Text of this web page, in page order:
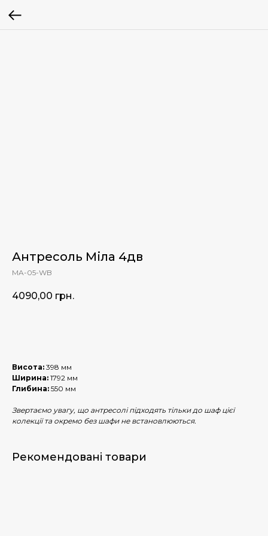
Антресоль Міла 4дв
MA-05-WB
4090,00 грн.
Висота: 398 мм
Ширина: 1792 мм
Глибина: 550 мм
Звертаємо увагу, що антресолі підходять тільки до шаф цієї
колекції та окремо без шафи не встановлюються.
Рекомендовані товари